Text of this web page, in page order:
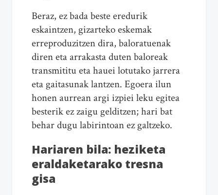
Beraz, ez bada beste eredurik
eskaintzen, gizarteko eskemak
erreproduzitzen dira, baloratuenak
diren eta arrakasta duten baloreak
transmititu eta hauei lotutako jarrera
eta gaitasunak lantzen. Egoera ilun
honen aurrean argi izpiei leku egitea
besterik ez zaigu gelditzen; hari bat
behar dugu labirintoan ez galtzeko.
Hariaren bila: heziketa
eraldaketarako tresna
gisa